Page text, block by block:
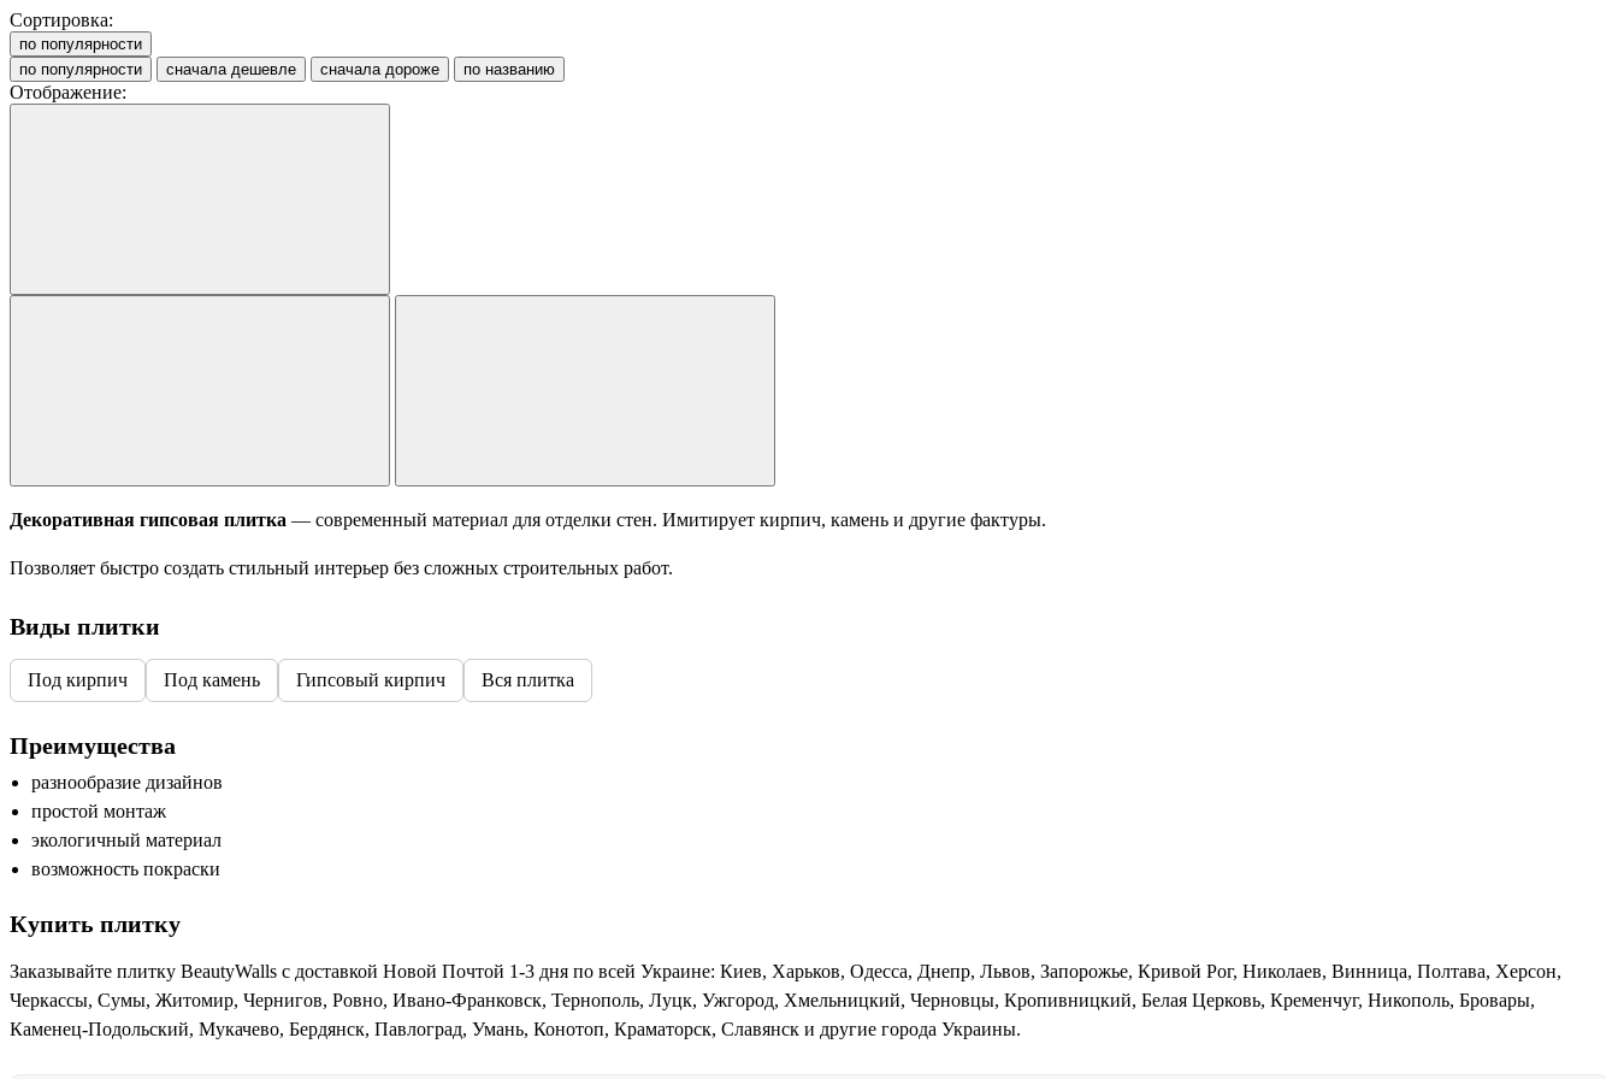
Сортировка:
по популярности
по популярности
сначала дешевле сначала дороже по названию
Отображение:
Декоративная гипсовая плитка — современный материал для отделки стен. Имитирует кирпич, камень и другие фактуры.
Позволяет быстро создать стильный интерьер без сложных строительных работ.
Виды плитки
Под кирпич Под камень Гипсовый кирпич Вся плитка
Преимущества
разнообразие дизайнов
простой монтаж
экологичный материал
возможность покраски
Купить плитку
Заказывайте плитку BeautyWalls с доставкой Новой Почтой 1-3 дня по всей Украине: Киев, Харьков, Одесса, Днепр, Львов, Запорожье, Кривой Рог, Николаев, Винница, Полтава, Херсон,
Черкассы, Сумы, Житомир, Чернигов, Ровно, Ивано-Франковск, Тернополь, Луцк, Ужгород, Хмельницкий, Черновцы, Кропивницкий, Белая Церковь, Кременчуг, Никополь, Бровары,
Каменец-Подольский, Мукачево, Бердянск, Павлоград, Умань, Конотоп, Краматорск, Славянск и другие города Украины.